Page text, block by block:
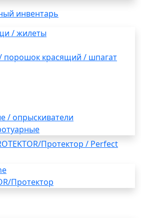
инвентарь
/ жилеты
порошок красящий / шпагат
/ опрыскиватели
Протектор / Perfect
Протектор